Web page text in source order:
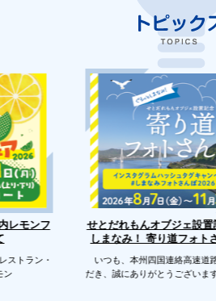
レモンフ
ストラン・
ン
せとだれもんオブジェ設置
しまなみ！ 寄り道フォ
いつも、本州四国連絡高速道
だき、誠にありがとうござい